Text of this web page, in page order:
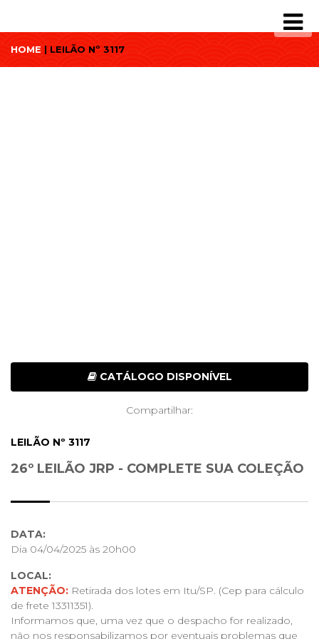
HOME | LEILÃO Nº 3117
CATÁLOGO DISPONÍVEL
Compartilhar:
LEILÃO Nº 3117
26º LEILÃO JRP - COMPLETE SUA COLEÇÃO
DATA:
Dia 04/04/2025 às 20h00
LOCAL:
ATENÇÃO: Retirada dos lotes em Itu/SP. (Cep para cálculo
de frete 13311351).
Informamos que, uma vez que o despacho for realizado,
não nos responsabilizamos por eventuais problemas que